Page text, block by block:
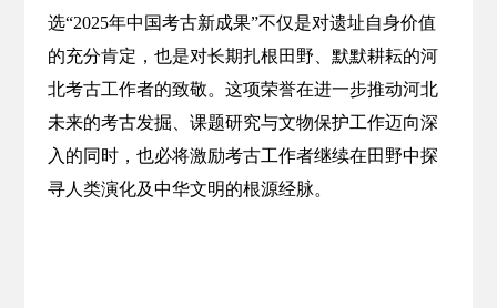
选“2025年中国考古新成果”不仅是对遗址自身价值
的充分肯定，也是对长期扎根田野、默默耕耘的河
北考古工作者的致敬。这项荣誉在进一步推动河北
未来的考古发掘、课题研究与文物保护工作迈向深
入的同时，也必将激励考古工作者继续在田野中探
寻人类演化及中华文明的根源经脉。